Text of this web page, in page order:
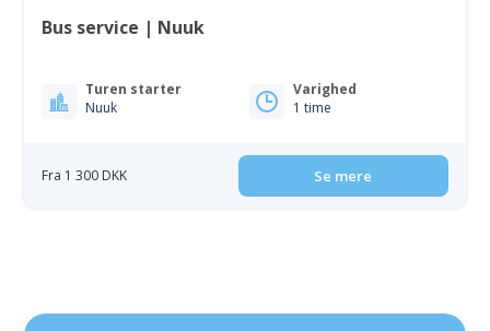
Bus service | Nuuk
Turen starter
Nuuk
Varighed
1 time
Fra 1 300 DKK Se mere